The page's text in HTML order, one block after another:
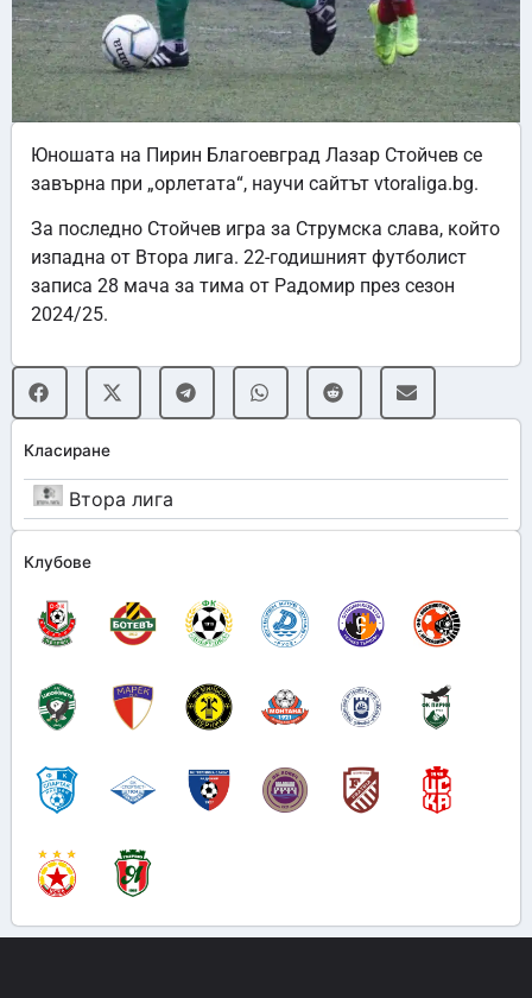
Класиране
Втора лига
Клубове
Юношата на Пирин Благоевград Лазар Стойчев се
завърна при „орлетата“, научи сайтът vtoraliga.bg.
За последно Стойчев игра за Струмска слава, който
изпадна от Втора лига. 22-годишният футболист
записа 28 мача за тима от Радомир през сезон
2024/25.